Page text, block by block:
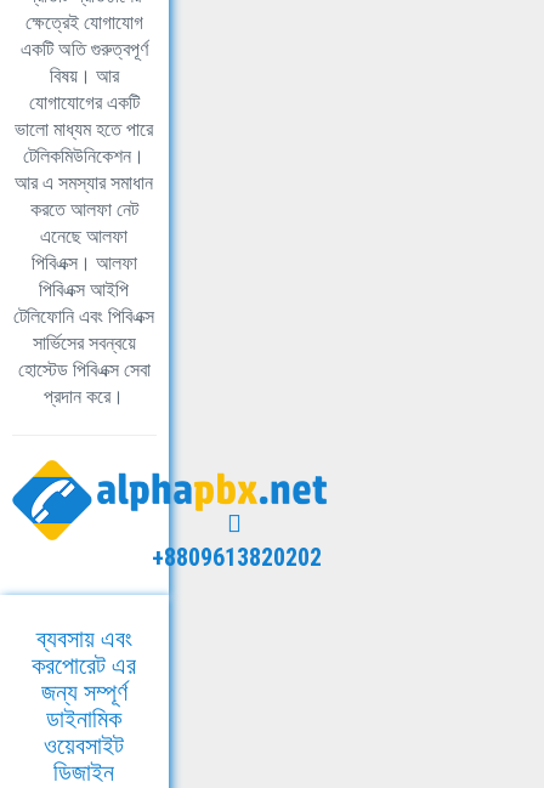
ক্ষেত্রেই যোগাযোগ
একটি অতি গুরুত্বপূর্ণ
বিষয়। আর
যোগাযোগের একটি
ভালো মাধ্যম হতে পারে
টেলিকমিউনিকেশন।
আর এ সমস্যার সমাধান
করতে আলফা নেট
এনেছে আলফা
পিবিএক্স। আলফা
পিবিএক্স আইপি
টেলিফোনি এবং পিবিএক্স
সার্ভিসের সবন্বয়ে
হোস্টেড পিবিএক্স সেবা
প্রদান করে।
+8809613820202
ব্যবসায় এবং
করপোরেট এর
জন্য সম্পূর্ণ
ডাইনামিক
ওয়েবসাইট
ডিজাইন